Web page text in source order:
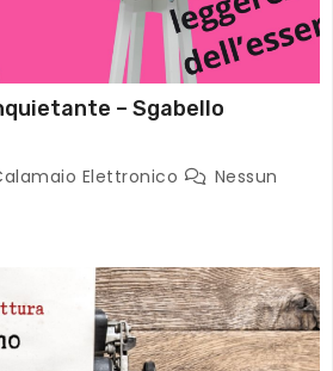
– Sgabello
Elettronico
Nessun